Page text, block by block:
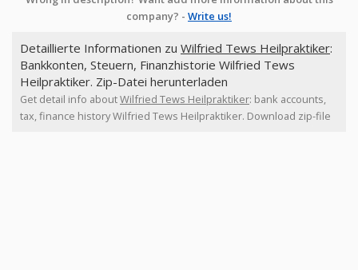
company? - Write us!
Detaillierte Informationen zu Wilfried Tews Heilpraktiker:
Bankkonten, Steuern, Finanzhistorie Wilfried Tews
Heilpraktiker. Zip-Datei herunterladen
Get detail info aboutWilfried Tews Heilpraktiker: bank accounts,
tax, finance history Wilfried Tews Heilpraktiker. Download zip-file